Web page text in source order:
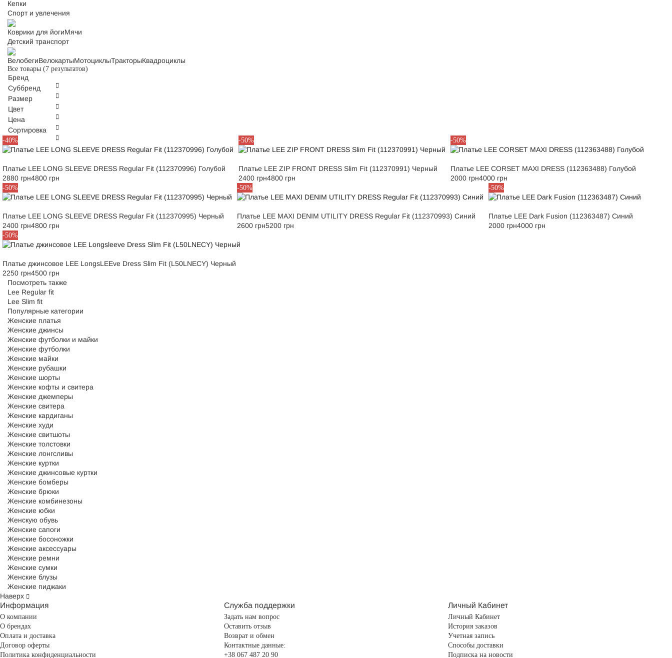
Кепки
Спорт и увлечения
Коврики для йогиМячи
Детский транспорт
ВелобегиВелокартыМотоциклыТракторыКвадроциклы
Все товары (7 результатов)
Бренд
Суббренд
Размер
Цвет
Цена
Сортировка
-40%
SM
Платье LEE LONG SLEEVE DRESS Regular Fit (112370996) Голубой
2880 грн4800 грн
-50%
SM
Платье LEE ZIP FRONT DRESS Slim Fit (112370991) Черный
2400 грн4800 грн
-50%
S
Платье LEE CORSET MAXI DRESS (112363488) Голубой
2000 грн4000 грн
-50%
S
Платье LEE LONG SLEEVE DRESS Regular Fit (112370995) Черный
2400 грн4800 грн
-50%
S
Платье LEE MAXI DENIM UTILITY DRESS Regular Fit (112370993) Синий
2600 грн5200 грн
-50%
S
Платье LEE Dark Fusion (112363487) Синий
2000 грн4000 грн
-50%
XSS
Платье джинсовое LEE LongsLEEve Dress Slim Fit (L50LNECY) Черный
2250 грн4500 грн
Посмотреть также
Lee Regular fit
Lee Slim fit
Популярные категории
Женские платья
Женские джинсы
Женские футболки и майки
Женские футболки
Женские майки
Женские рубашки
Женские шорты
Женские кофты и свитера
Женские джемперы
Женские свитера
Женские кардиганы
Женские худи
Женские свитшоты
Женские толстовки
Женские лонгсливы
Женские куртки
Женские джинсовые куртки
Женские бомберы
Женские брюки
Женские комбинезоны
Женские юбки
Женскую обувь
Женские сапоги
Женские босоножки
Женские аксессуары
Женские ремни
Женские сумки
Женские блузы
Женские пиджаки
Наверх
Информация
О компании
О брендах
Оплата и доставка
Договор оферты
Политика конфиденциальности
Служба поддержки
Задать нам вопрос
Оставить отзыв
Возврат и обмен
Контактные данные:
+38 067 487 20 90
Личный Кабинет
Личный Кабинет
История заказов
Учетная запись
Способы доставки
Подписка на новости